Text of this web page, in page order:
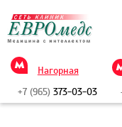
Нагорная
+7 (965) 373-03-03